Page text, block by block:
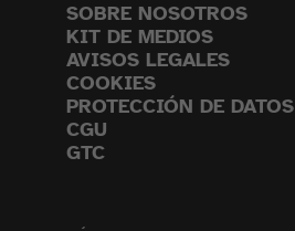
SOBRE NOSOTROS
KIT DE MEDIOS
AVISOS LEGALES
COOKIES
PROTECCIÓN DE DATOS
CGU
GTC